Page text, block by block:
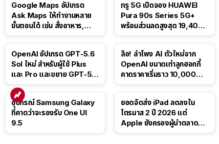
Google Maps อัปเกรด
Ask Maps ให้ทำงานหลาย
ขั้นตอนได้ เช่น สั่งอาหาร,
ทรู 5G เปิดจอง HUAWEI
Pura 90s Series 5G+
พร้อมส่วนลดสูงสุด 19,400
OpenAI อัปเกรด GPT-5.6
Sol ใหม่ สำหรับผู้ใช้ Plus
และ Pro และขยาย GPT-5.6
ลือ! ลำโพง AI ตัวใหม่จาก
OpenAI ขนาดเท่าลูกฮอกกี้
คาดราคาเริ่มราว 10,000
อุปกรณ์ Samsung Galaxy
ที่คาดว่าจะรองรับ One UI
9.5
ยอดจัดส่ง iPad ลดลงใน
ไตรมาส 2 ปี 2026 แต่
Apple ยังครองผู้นำตลาด